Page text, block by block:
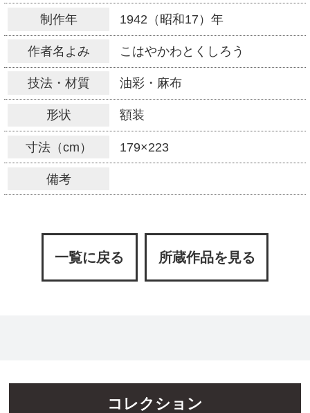
制作年 1942（昭和17）年
作者名よみ こはやかわとくしろう
技法・材質 油彩・麻布
形状 額装
寸法（cm） 179×223
備考
一覧に戻る 所蔵作品を見る
コレクション